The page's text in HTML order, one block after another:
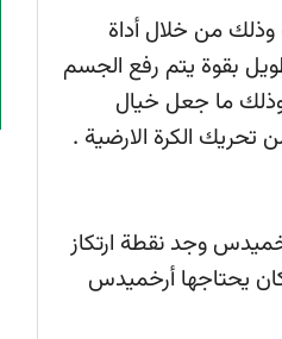
من خلال أداة
بقوة يتم رفع الجسم
وذلك ما جعل خيال
الكرة الارضية .
وجد نقطة ارتكاز
يحتاجها أرخميدس